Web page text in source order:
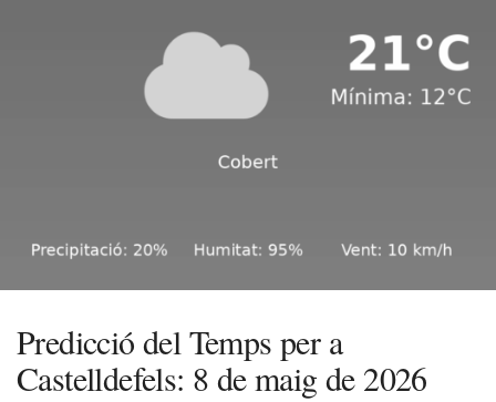
Predicció del Temps per a
Castelldefels: 8 de maig de 2026